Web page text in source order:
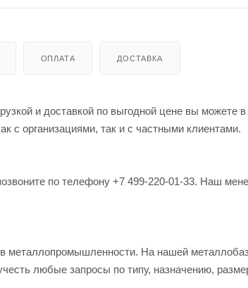
ОПЛАТА ДОСТАВКА
и доставкой по выгодной цене вы можете в
с организациями, так и с частными клиентами.
по телефону +7 499-220-01-33. Наш
металлопромышленности. На нашей
любые запросы по типу, назначению,